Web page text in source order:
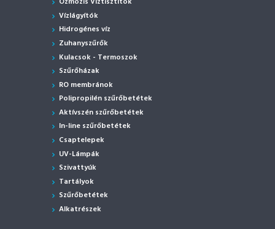
Vízlágyítók
Hidrogénes víz
Zuhanyszűrők
Kulacsok - Termoszok
Szűrőházak
RO membránok
Polipropilén szűrőbetétek
Aktívszén szűrőbetétek
In-line szűrőbetétek
Csaptelepek
UV-Lámpák
Szivattyúk
Tartályok
Szűrőbetétek
Alkatrészek